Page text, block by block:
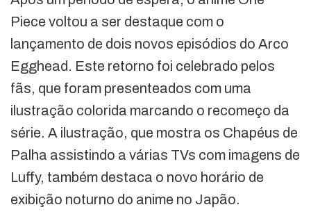
Piece voltou a ser destaque com o
lançamento de dois novos episódios do Arco
Egghead. Este retorno foi celebrado pelos
fãs, que foram presenteados com uma
ilustração colorida marcando o recomeço da
série. A ilustração, que mostra os Chapéus de
Palha assistindo a várias TVs com imagens de
Luffy, também destaca o novo horário de
exibição noturno do anime no Japão.